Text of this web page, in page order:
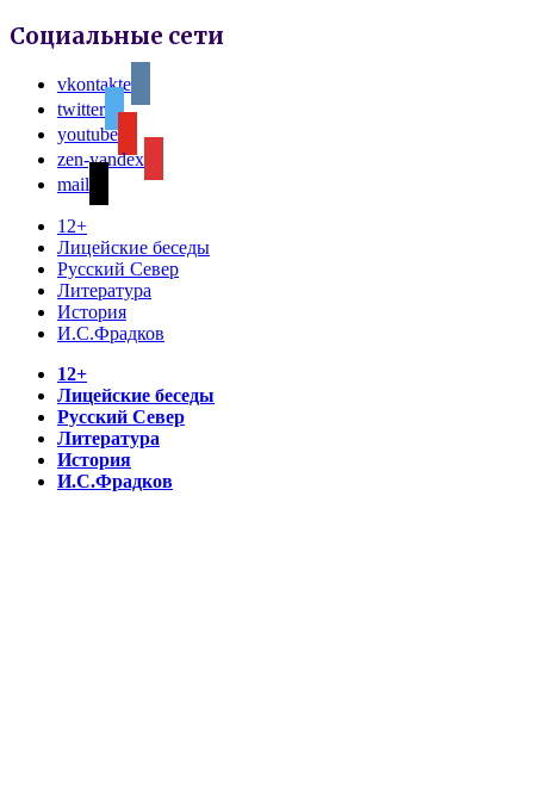
Социальные сети
vkontakte
twitter
youtube
zen-yandex
mail
12+
Лицейские беседы
Русский Север
Литература
История
И.С.Фрадков
12+
Лицейские беседы
Русский Север
Литература
История
И.С.Фрадков